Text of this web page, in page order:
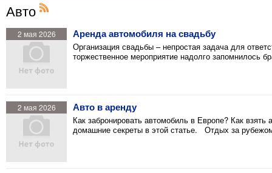
Авто
2 мая 2026 Аренда автомобиля на свадьбу
Организация свадьбы – непростая задача для
торжественное мероприятие надолго запомнилось
2 мая 2026 Авто в аренду
Как забронировать автомобиль в Европе? Как
домашние секреты в этой статье. Отдых за